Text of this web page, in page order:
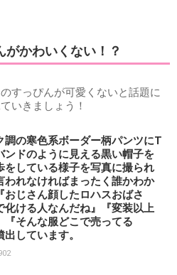
がかわいくない！？
すっぴんが可愛くないと話題に
いきましょう！
調の寒色系ボーダー柄パンツにT
ンドのように見える黒い帽子を
している様子を写真に撮られ
れなければまったく誰かわか
おじさん顔したロハスおばさ
化ける人なんだね』『変装以上
そんな服どこで売ってる
しています。